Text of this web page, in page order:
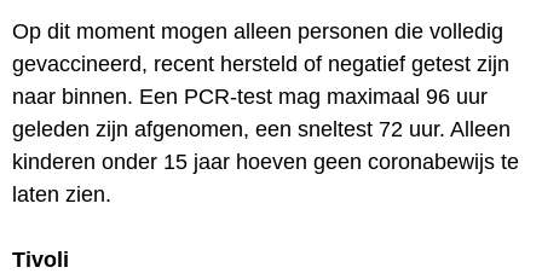
Op dit moment mogen alleen personen die volledig
gevaccineerd, recent hersteld of negatief getest zijn
naar binnen. Een PCR-test mag maximaal 96 uur
geleden zijn afgenomen, een sneltest 72 uur. Alleen
kinderen onder 15 jaar hoeven geen coronabewijs te
laten zien.
Tivoli